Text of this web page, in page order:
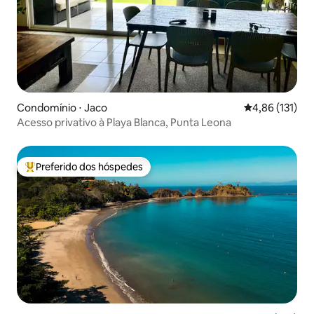
Condomínio ⋅ Jaco 4,86 de uma
4,86 (131)
Acesso privativo à Playa Blanca, Punta Leona
Entre os melhores preferidos dos hóspedes
Preferido dos hóspedes